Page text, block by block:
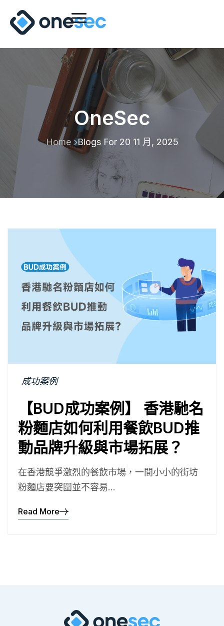
OneSec
Home Blogs For 20 11 月, 2025
成功案例
【BUD成功案例】 香港馳名
粉麵店如何利用餐飲BUD推
動品牌升級與市場拓展？
在香港競爭激烈的餐飲市場，一間小小的街坊
粉麵店要突圍並不容易...
Read More